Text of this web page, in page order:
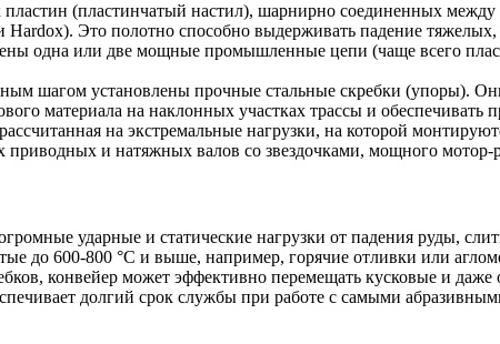
пластин (пластинчатый настил), шарнирно соединенных
Это полотно способно выдерживать падение
одна или две мощные промышленные цепи (чаще всего
шагом установлены прочные стальные скребки (упоры).
материала на наклонных участках трассы и обеспечивать
на экстремальные нагрузки, на которой
приводных и натяжных валов со звездочками, мощного
ударные и статические нагрузки от падения руды,
до 600-800 °C и выше, например, горячие отливки или
конвейер может эффективно перемещать кусковые и
долгий срок службы при работе с самыми